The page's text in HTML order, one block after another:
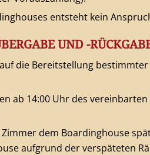
entsteht kein
UND -
die Bereitstellung
ab 14:00 Uhr des
dem Boardinghouse
aufgrund der verspäteten